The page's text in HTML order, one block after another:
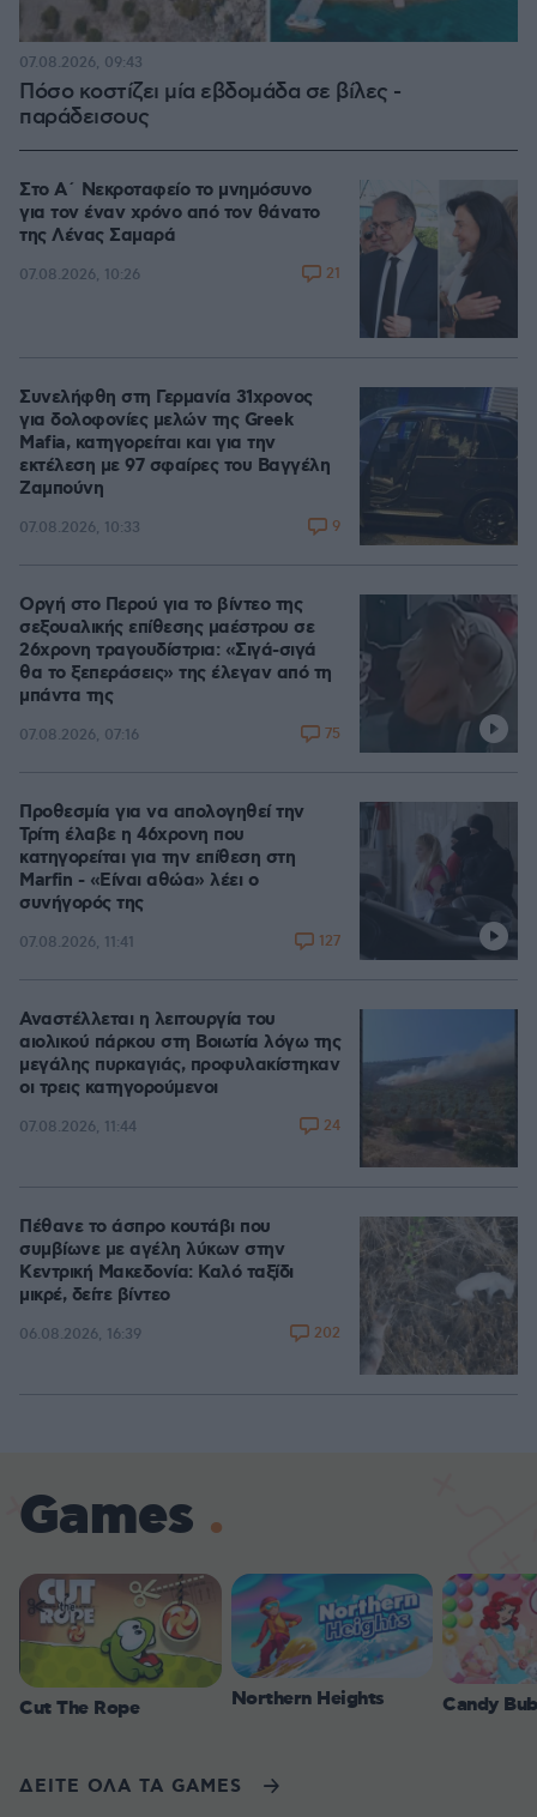
Πόσο κοστίζει μία εβδομάδα σε βίλες -
παράδεισους
07.08.2026, 09:43
Στο Α΄ Νεκροταφείο το μνημόσυνο
για τον έναν χρόνο από τον θάνατο
της Λένας Σαμαρά
07.08.2026, 10:26 21
Συνελήφθη στη Γερμανία 31χρονος
για δολοφονίες μελών της Greek
Mafia, κατηγορείται και για την
εκτέλεση με 97 σφαίρες του Βαγγέλη
Ζαμπούνη
07.08.2026, 10:33 9
Οργή στο Περού για το βίντεο της
σεξουαλικής επίθεσης μαέστρου σε
26χρονη τραγουδίστρια: «Σιγά-σιγά
θα το ξεπεράσεις» της έλεγαν από τη
μπάντα της
07.08.2026, 07:16 75
Προθεσμία για να απολογηθεί την
Τρίτη έλαβε η 46χρονη που
κατηγορείται για την επίθεση στη
Marfin - «Είναι αθώα» λέει ο
συνήγορός της
07.08.2026, 11:41 127
Αναστέλλεται η λειτουργία του
αιολικού πάρκου στη Βοιωτία λόγω της
μεγάλης πυρκαγιάς, προφυλακίστηκαν
οι τρεις κατηγορούμενοι
07.08.2026, 11:44 24
Πέθανε το άσπρο κουτάβι που
συμβίωνε με αγέλη λύκων στην
Κεντρική Μακεδονία: Καλό ταξίδι
μικρέ, δείτε βίντεο
06.08.2026, 16:39 202
Games
Cut The Rope Northern Heights Candy
ΔΕΙΤΕ ΟΛΑ ΤΑ GAMES